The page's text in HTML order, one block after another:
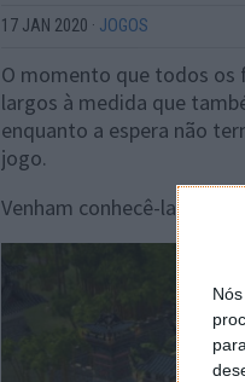
17 JAN 2020 · JOGOS
O momento que todos os
largos à medida que
enquanto a espera não
jogo.
Venham conhecê-las.